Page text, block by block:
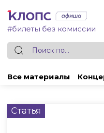
#билеты без комиссии
Все материалы
Статья